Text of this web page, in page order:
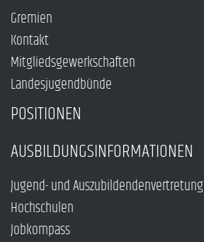
Gremien
Kontakt
Mitgliedsgewerkschaften
Landesjugendbünde
POSITIONEN
AUSBILDUNGSINFORMATIONEN
Jugend- und Auszubildendenvertretung
Hochschulen
Jobkompass